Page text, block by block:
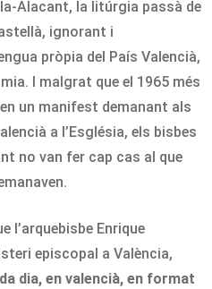
Alacant, la litúrgia passà de
ignorant i
pròpia del País Valencià,
I malgrat que el 1965 més
un manifest demanant als
a l’Església, els bisbes
no van fer cap cas al que
l’arquebisbe Enrique
episcopal a València,
dia, en valencià, en format